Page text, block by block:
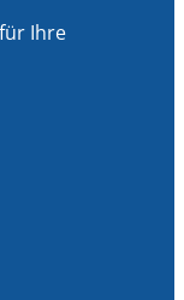
Ihre